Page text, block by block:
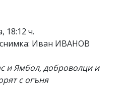
18:12 ч.
Иван ИВАНОВ
и Ямбол, доброволци и
с огъня